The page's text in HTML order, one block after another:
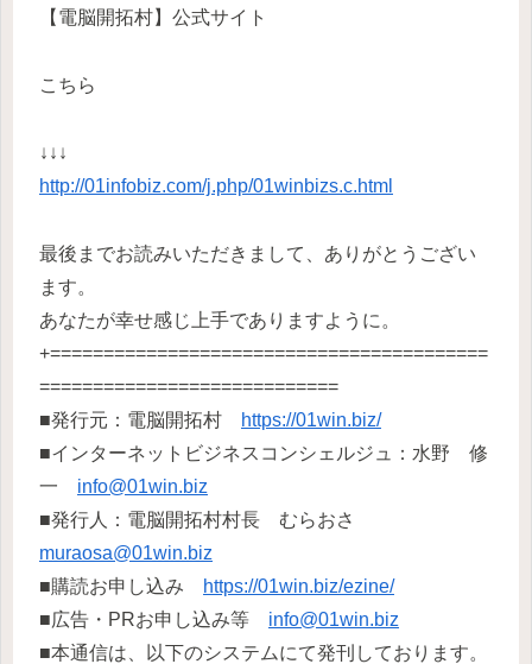
【電脳開拓村】公式サイト
こちら
↓↓↓
http://01infobiz.com/j.php/01winbizs.c.html
最後までお読みいただきまして、ありがとうござい
ます。
あなたが幸せ感じ上手でありますように。
+=========================================
============================
■発行元：電脳開拓村
https://01win.biz/
■インターネットビジネスコンシェルジュ：水野 修
一 info@01win.biz
■発行人：電脳開拓村村長 むらおさ
muraosa@01win.biz
■購読お申し込み
https://01win.biz/ezine/
■広告・PRお申し込み等 info@01win.biz
■本通信は、以下のシステムにて発刊しております。